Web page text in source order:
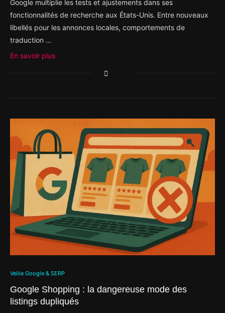
Google multiplie les tests et ajustements dans ses
fonctionnalités de recherche aux États-Unis. Entre nouveaux
libellés pour les annonces locales, comportements de
traduction …
En savoir plus
Veille Google & SERP
Google Shopping : la dangereuse mode des
listings dupliqués